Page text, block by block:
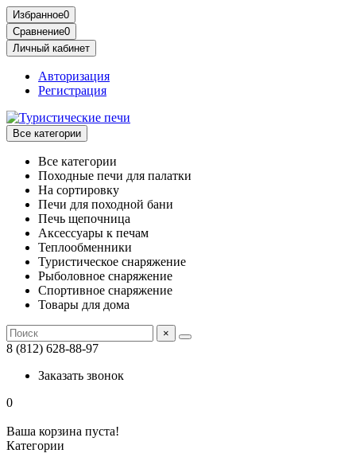
Избранное0
Сравнение0
Личный кабинет
Авторизация
Регистрация
Все категории
Все категории
Походные печи для палатки
На сортировку
Печи для походной бани
Печь щепочница
Аксессуары к печам
Теплообменники
Туристическое снаряжение
Рыболовное снаряжение
Спортивное снаряжение
Товары для дома
×
8 (812) 628-88-97
Заказать звонок
0
Ваша корзина пуста!
Категории